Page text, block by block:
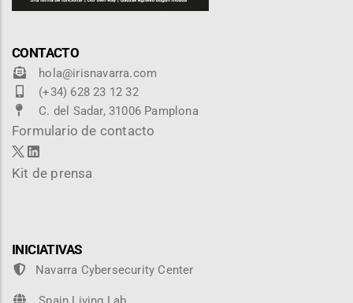
CONTACTO
hola@irisnavarra.com
(+34) 628 23 12 32
C. del Sadar, 31006 Pamplona
Formulario de contacto
Kit de prensa
INICIATIVAS
Navarra Cybersecurity Center